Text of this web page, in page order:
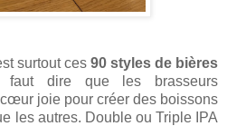
surtout ces 90 styles de bières
faut dire que les brasseurs
joie pour créer des boissons
les autres. Double ou Triple IPA